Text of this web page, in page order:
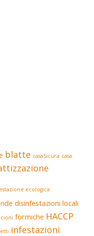
blatte casaSicura casa
ecologica
disinfestazioni locali
formiche HACCP
infestazioni